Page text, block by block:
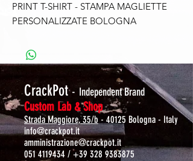
PRINT T-SHIRT - STAMPA MAGLIETTE
PERSONALIZZATE BOLOGNA
CrackPot- Independent Brand
Custom Lab & Shop
Strada Maggiore, 35/b - 40125 Bologna - Italy
info@crackpot.it
amministrazione@crackpot.it
051 4119434 /+39 328 9383875